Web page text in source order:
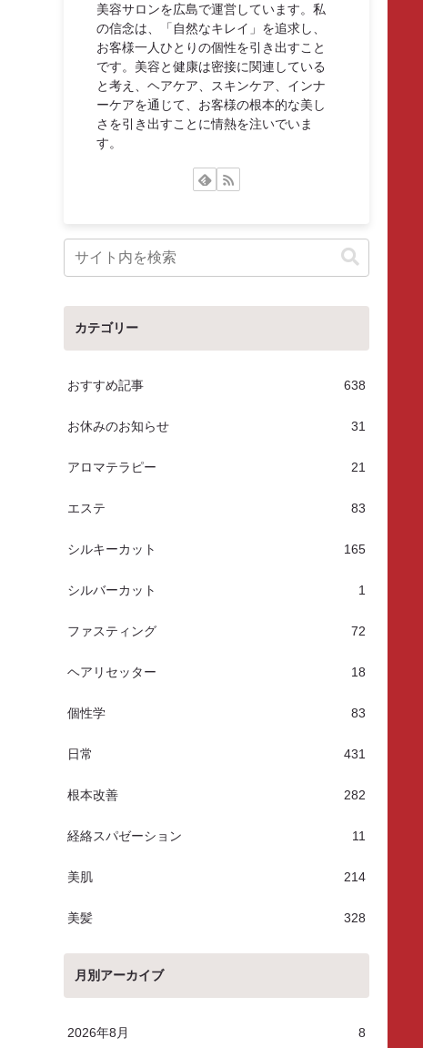
美容サロンを広島で運営しています。私
の信念は、「自然なキレイ」を追求し、
お客様一人ひとりの個性を引き出すこと
です。美容と健康は密接に関連している
と考え、ヘアケア、スキンケア、インナ
ーケアを通じて、お客様の根本的な美し
さを引き出すことに情熱を注いでいま
す。
カテゴリー
おすすめ記事 638
お休みのお知らせ 31
アロマテラピー 21
エステ 83
シルキーカット 165
シルバーカット 1
ファスティング 72
ヘアリセッター 18
個性学 83
日常 431
根本改善 282
経絡スパゼーション 11
美肌 214
美髪 328
月別アーカイブ
2026年8月 8